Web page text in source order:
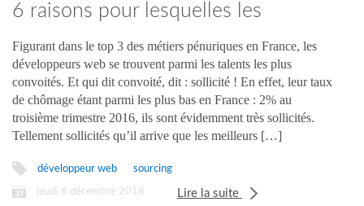
6 raisons pour lesquelles les
développeurs ne vous répondent
pas
Figurant dans le top 3 des métiers pénuriques en France, les
développeurs web se trouvent parmi les talents les plus
convoités. Et qui dit convoité, dit : sollicité ! En effet, leur taux
de chômage étant parmi les plus bas en France : 2% au
troisième trimestre 2016, ils sont évidemment très sollicités.
Tellement sollicités qu’il arrive que les meilleurs […]
développeur web sourcing
jeudi 6 décembre 2018 Lire la suite